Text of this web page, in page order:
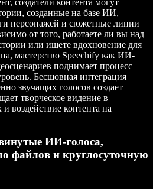
созданные на базе ИИ,
персонажей и сюжетные линии
от того, работаете ли вы над
или ищете вдохновение для
мастерство Speechify как ИИ-
поднимает процесс
Бесшовная интеграция
звучащих голосов создает
творческое видение в
воздействие контента на
ИИ‑голоса,
файлов и круглосуточную